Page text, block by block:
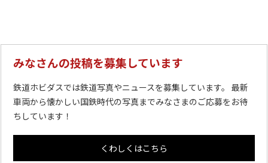
みなさんの投稿を募集しています
鉄道ホビダスでは鉄道写真やニュースを募集しています。 最新
車両から懐かしい国鉄時代の写真までみなさまのご応募をお待
ちしています！
くわしくはこちら